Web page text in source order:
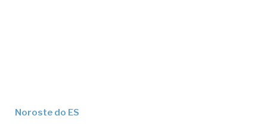
Noroste do ES